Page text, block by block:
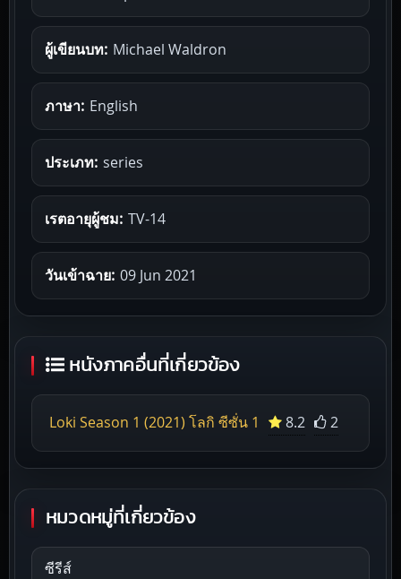
ผู้เขียนบท: Michael Waldron
ภาษา: English
ประเภท: series
เรตอายุผู้ชม: TV-14
วันเข้าฉาย: 09 Jun 2021
หนังภาคอื่นที่เกี่ยวข้อง
Loki Season 1 (2021) โลกิ ซีซั่น 1 8.2 2
หมวดหมู่ที่เกี่ยวข้อง
ซีรีส์